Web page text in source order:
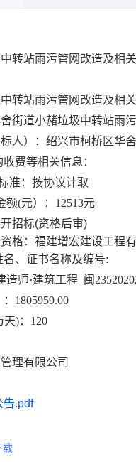
转站雨污管网改造及相
转站雨污管网改造及相
街道小赭垃圾中转站雨
人）
：绍兴市柯桥区华
收费等相关信息 ：
准： 按协议计取
额(元） ： 12513元
招标(资格后审)
格：福建增宏建设工程
、证书名称及编号:
造师·建筑工程 闽
： 1805959.00
)： 120
理有限公司
告.pdf
载